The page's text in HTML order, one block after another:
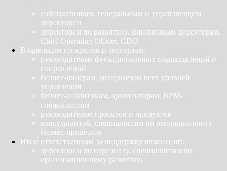
собственникам, генеральным и управляющим
директорам
директорам по развитию, финансовым директорам,
Chief Operating Officer, CDO
Владельцам процессов и экспертам:
руководителям функциональных подразделений и
направлений
бизнес-лидерам, менеджерам всех уровней
управления
бизнес-аналитикам, архитекторам, BPM-
специалистам
руководителям проектов и продуктов
консультантам, специалистам по реинжинирингу
бизнес-процессов
HR и ответственным за поддержку изменений:
директорам по персоналу, специалистам по
организационному развитию